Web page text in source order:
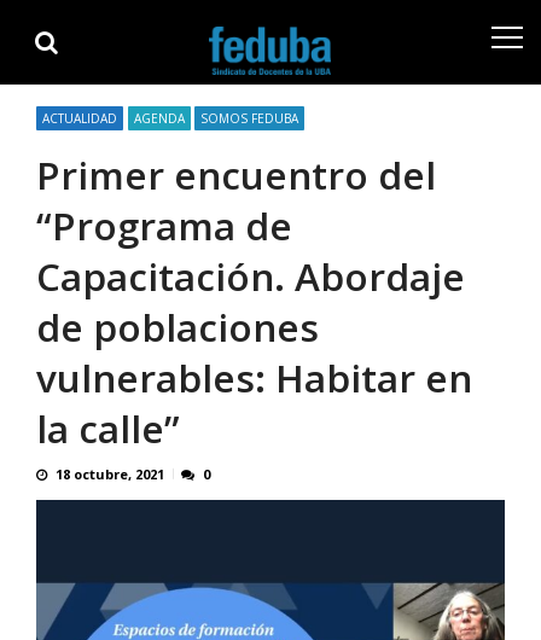
navigation
content
ACTUALIDAD AGENDA SOMOS FEDUBA
Primer encuentro del
“Programa de
Capacitación. Abordaje
de poblaciones
vulnerables: Habitar en
la calle”
18 octubre, 2021 0